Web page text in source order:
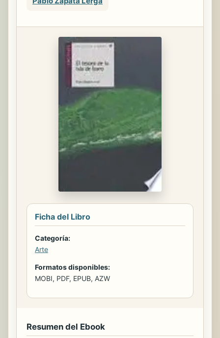
Ficha del Libro
Categoría:
Arte
Formatos disponibles:
MOBI, PDF, EPUB, AZW
Resumen del Ebook